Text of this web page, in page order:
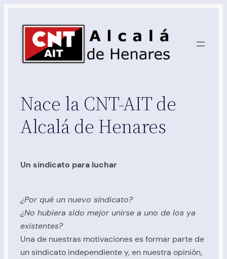
contenido
Nace la CNT-AIT de
Alcalá de Henares
Un sindicato para luchar
¿Por qué un nuevo sindicato?
¿No hubiera sido mejor unirse a uno de los ya
existentes?
Una de nuestras motivaciones es formar parte de
un sindicato independiente y, en nuestra opinión,